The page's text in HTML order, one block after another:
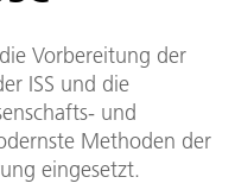
Vorbereitung der
ISS und die
und
Methoden der
eingesetzt.